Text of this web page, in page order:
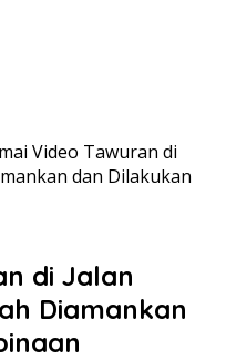
Video Tawuran di
dan Dilakukan
di Jalan
Diamankan